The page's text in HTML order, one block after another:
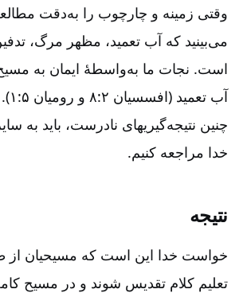
وقتی زمینه و چارچوب را به‌دقت
می‌بینید که آب تعمید، مظهر مرگ‌،
است‌. نجات ما به‌واسطۀ ایمان به
آب
چنین نتیجه‌گیریهای نادرست‌، باید به
خدا مراجعه کنیم‌.
نتیجه‌
خواست خدا این است که مسیحیان
تعلیم کلام تقدیس شوند و در مسیح